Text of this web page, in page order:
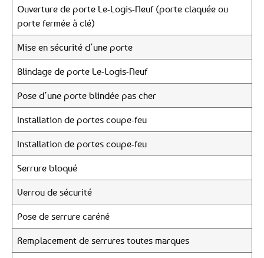
Ouverture de porte Le-Logis-Neuf (porte claquée ou
porte fermée à clé)
Mise en sécurité d’une porte
Blindage de porte Le-Logis-Neuf
Pose d’une porte blindée pas cher
Installation de portes coupe-feu
Installation de portes coupe-feu
Serrure bloqué
Verrou de sécurité
Pose de serrure caréné
Remplacement de serrures toutes marques